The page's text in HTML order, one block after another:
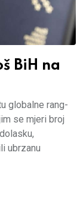
BiH na
globalne rang-
se mjeri broj
ubrzanu